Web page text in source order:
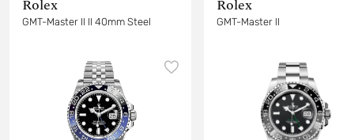
Rolex
GMT-Master II II 40mm Steel
Rolex
GMT-Master II